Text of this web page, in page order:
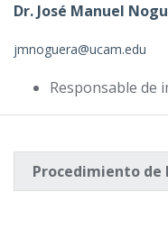
Dr. José Manuel
jmnoguera@ucam.edu
Responsable de
Procedimiento de